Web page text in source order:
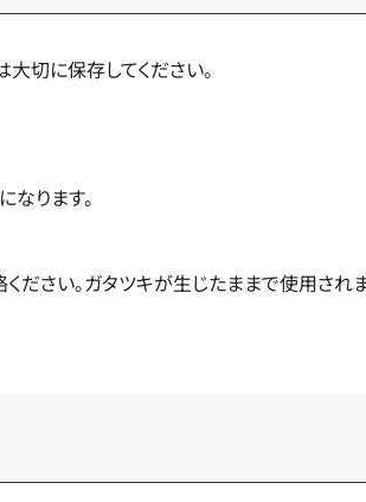
切に保存してください。
ります。
さい。ガタツキが生じたままで使用され